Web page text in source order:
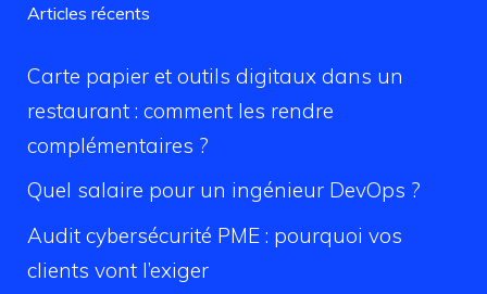
Articles récents
Carte papier et outils digitaux dans un
restaurant : comment les rendre
complémentaires ?
Quel salaire pour un ingénieur DevOps ?
Audit cybersécurité PME : pourquoi vos
clients vont l’exiger